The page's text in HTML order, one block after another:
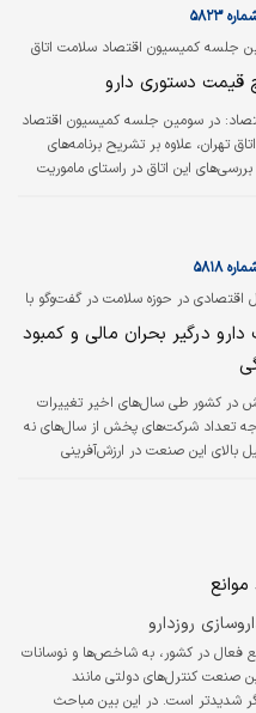
زنجیره را برطرف و شرایط را برای
قیمت‌ها در این بخش فراهم سازد؛
تصمیمی ‌‌‌که موجب افزایش شدید نیاز به
و سنگین‌تر شدن بدهی شرکت‌های
به داروخانه‌‌‌ها شده است.
جلسه کمیسیون اقتصاد سلامت اتاق
شد
۵۸۲۳
قیمت دستوری دارو
در سومین جلسه کمیسیون اقتصاد
تهران، علاوه بر تشریح برنامه‌‌‌های
این اتاق در راستای ماموریت‌‌‌
را بیان کردند. در این نشست، فعالان
داروسازی و بازرگانان فعال در حوزه
ضمن تبادل نظر پیرامون
مرتبط با قیمت‌گذاری دستوری توسط
زمینه نتایج این سنخ از سیاستگذاری در
اقتصادی در حوزه سلامت در گفت‏‌وگو با
مطرح کرد
۵۸۱۸
درگیر بحران مالی و کمبود
کشور طی سال‌های اخیر تغییرات
تعداد شرکت‌های پخش از سال‌های نه
بالای این صنعت در ارزش‌‌آفرینی
به دیگر صنایع برخوردار است. برای
چالش‌‌های مربوط به این حوزه ابوذر
روزدارو
فعال در کشور، به شاخص‌‌‌ها و نوسانات
صنعت کنترل‌‌‌های دولتی مانند
شدیدتر است. در این بین مباحث